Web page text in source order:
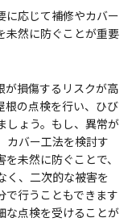
に応じて補修やカバー
未然に防ぐことが重要
が損傷するリスクが高
根の点検を行い、ひび
しょう。もし、異常が
カバー工法を検討す
未然に防ぐことで、
く、二次的な被害を
で行うこともできます
な点検を受けることが